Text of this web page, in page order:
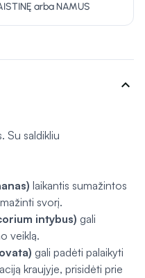
arba NAMUS
expand_more
Su saldikliu
laikantis sumažintos
svorį.
intybus) gali
veiklą.
) gali padėti palaikyti
kraujyje, prisidėti prie